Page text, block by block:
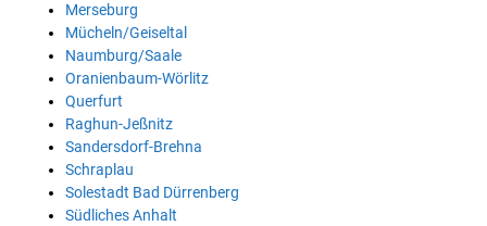
Merseburg
Mücheln/Geiseltal
Naumburg/Saale
Oranienbaum-Wörlitz
Querfurt
Raghun-Jeßnitz
Sandersdorf-Brehna
Schraplau
Solestadt Bad Dürrenberg
Südliches Anhalt